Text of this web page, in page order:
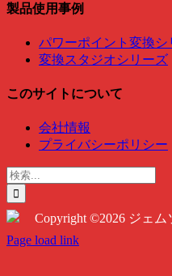
製品使用事例
パワーポイント変換シ
変換スタジオシリーズ
このサイトについて
会社情報
プライバシーポリシー
検
索
…
Copyright ©2026 ジェム
Twitter
Instagram
Facebook
Page load link